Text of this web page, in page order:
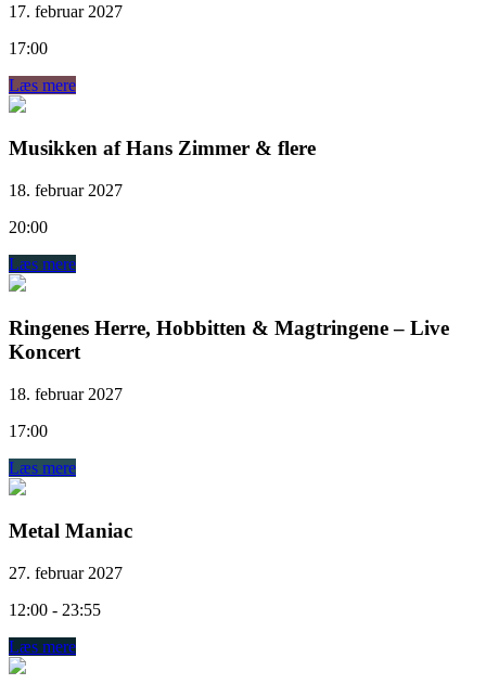
17. februar 2027
17:00
Læs mere
Musikken af Hans Zimmer & flere
18. februar 2027
20:00
Læs mere
Ringenes Herre, Hobbitten & Magtringene – Live
Koncert
18. februar 2027
17:00
Læs mere
Metal Maniac
27. februar 2027
12:00 - 23:55
Læs mere